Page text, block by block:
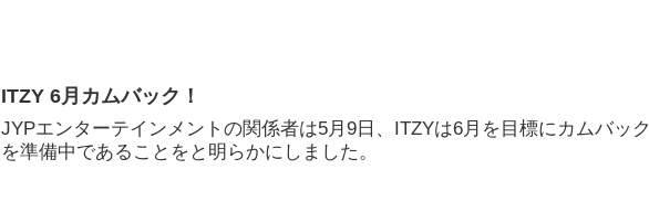
ITZY 6月カムバック！
JYPエンターテインメントの関係者は5月9日、ITZYは6月を目標にカムバック
を準備中であることをと明らかにしました。